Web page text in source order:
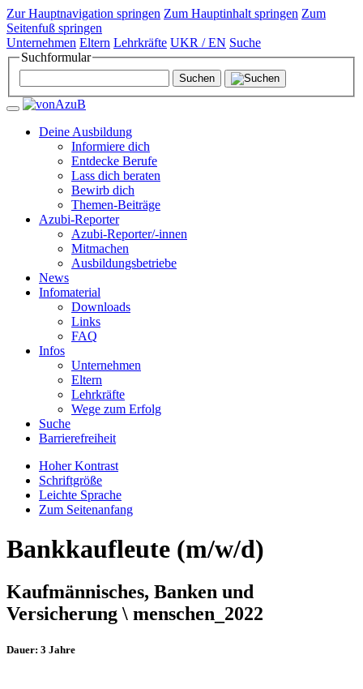
Zur Hauptnavigation springen Zum Hauptinhalt springen Zum
Seitenfuß springen
Unternehmen Eltern Lehrkräfte UKR / EN Suche
Suchformular
Deine Ausbildung
Informiere dich
Entdecke Berufe
Lass dich beraten
Bewirb dich
Themen-Beiträge
Azubi-Reporter
Azubi-Reporter/-innen
Mitmachen
Ausbildungsbetriebe
News
Infomaterial
Downloads
Links
FAQ
Infos
Unternehmen
Eltern
Lehrkräfte
Wege zum Erfolg
Suche
Barrierefreiheit
Hoher Kontrast
Schriftgröße
Leichte Sprache
Zum Seitenanfang
Bankkaufleute (m/w/d)
Kaufmännisches, Banken und
Versicherung \ menschen_2022
Dauer: 3 Jahre